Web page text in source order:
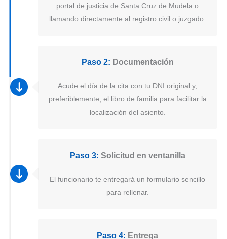
portal de justicia de Santa Cruz de Mudela o
llamando directamente al registro civil o juzgado.
Paso 2: Documentación
Acude el día de la cita con tu DNI original y,
preferiblemente, el libro de familia para facilitar la
localización del asiento.
Paso 3: Solicitud en ventanilla
El funcionario te entregará un formulario sencillo
para rellenar.
Paso 4: Entrega